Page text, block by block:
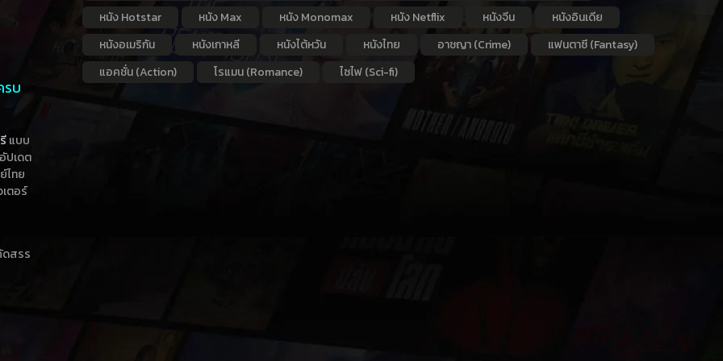
บ
แบบ
ปเดต
ไทย
ตอร์
ดสรร
หนัง Hotstar หนัง Max หนัง Monomax หนัง Netflix หนังจีน
หนังอินเดีย
หนังอเมริกัน
หนังเกาหลี หนังไต้หวัน หนังไทย อาชญา (Crime)
แฟนตาซี (Fantasy)
แอคชั่น (Action)
โรแมน (Romance) ไซไฟ (Sci-fi)